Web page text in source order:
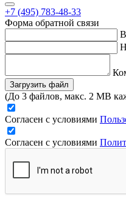
+7 (495) 783-48-33
Форма обратной связи
Загрузить файл
(До 3 файлов, макс. 2 MB
Согласен с условиями
Согласен с условиями